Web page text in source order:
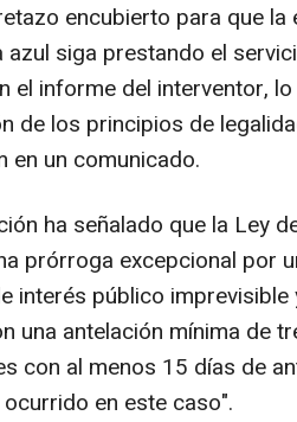
encubierto para que
azul siga prestando el
el informe del interventor,
de los principios de
en un comunicado.
ha señalado que la Ley
prórroga excepcional por
interés público
una antelación mínima de
con al menos 15 días de
en este caso".